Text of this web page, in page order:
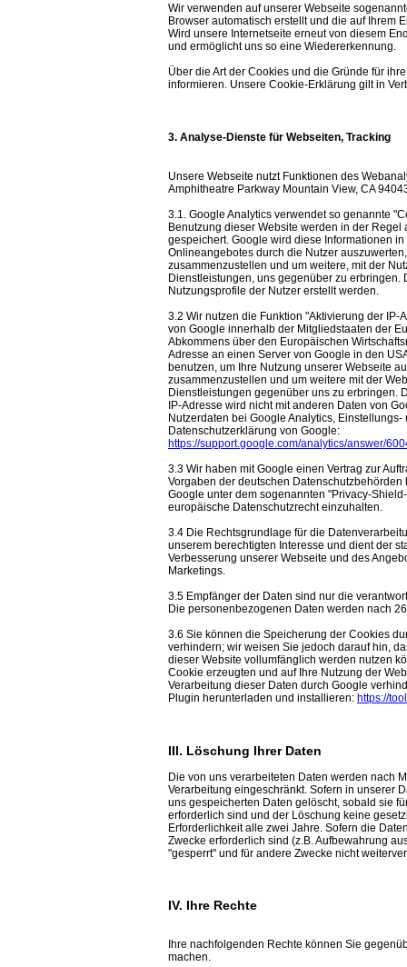
Wir verwenden auf unserer Webseite
Browser automatisch erstellt und die auf Ihrem
Wird unsere Internetseite erneut von diesem
und ermöglicht uns so eine Wiedererkennung.
Über die Art der Cookies und die Gründe für
informieren. Unsere Cookie-Erklärung gilt in
3. Analyse-Dienste für Webseiten, Tracking
Unsere Webseite nutzt Funktionen des
Amphitheatre Parkway Mountain View, CA
3.1. Google Analytics verwendet so genannte
Benutzung dieser Website werden in der
gespeichert. Google wird diese Informationen
Onlineangebotes durch die Nutzer
zusammenzustellen und um weitere, mit der
Dienstleistungen, uns gegenüber zu
Nutzungsprofile der Nutzer erstellt werden.
3.2 Wir nutzen die Funktion "Aktivierung der
von Google innerhalb der Mitgliedstaaten der
Abkommens über den Europäischen
Adresse an einen Server von Google in den
benutzen, um Ihre Nutzung unserer Webseite
zusammenzustellen und um weitere mit der
Dienstleistungen gegenüber uns zu erbringen.
IP-Adresse wird nicht mit anderen Daten von
Nutzerdaten bei Google Analytics,
Datenschutzerklärung von Google:
https://support.google.com/analytics/answer/
3.3 Wir haben mit Google einen Vertrag zur
Vorgaben der deutschen
Google unter dem sogenannten "Privacy-
europäische Datenschutzrecht einzuhalten.
3.4 Die Rechtsgrundlage für die
unserem berechtigten Interesse und dient der
Verbesserung unserer Webseite und des
Marketings.
3.5 Empfänger der Daten sind nur die
Die personenbezogenen Daten werden nach
3.6 Sie können die Speicherung der Cookies
verhindern; wir weisen Sie jedoch darauf hin,
dieser Website vollumfänglich werden nutzen
Cookie erzeugten und auf Ihre Nutzung der
Verarbeitung dieser Daten durch Google
Plugin herunterladen und installieren: https://
III. Löschung Ihrer Daten
Die von uns verarbeiteten Daten werden nach
Verarbeitung eingeschränkt. Sofern in unserer
uns gespeicherten Daten gelöscht, sobald sie
erforderlich sind und der Löschung keine
Erforderlichkeit alle zwei Jahre. Sofern die
Zwecke erforderlich sind (z.B. Aufbewahrung
"gesperrt" und für andere Zwecke nicht
IV. Ihre Rechte
Ihre nachfolgenden Rechte können Sie
machen.